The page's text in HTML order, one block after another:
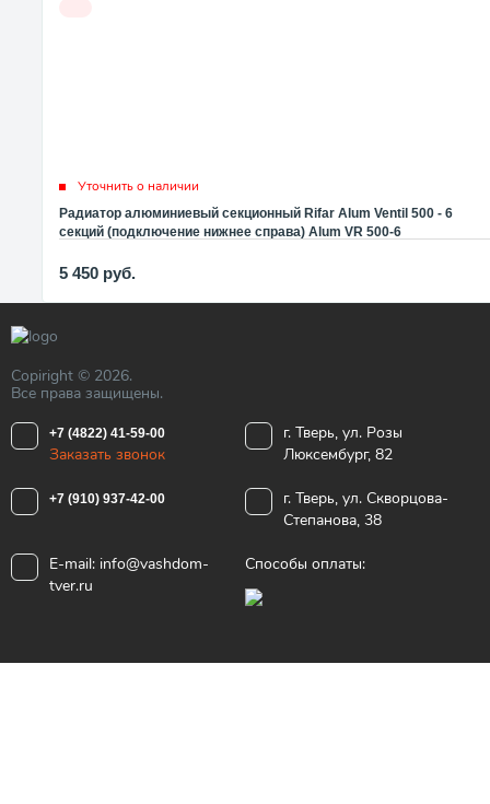
Уточнить о наличии
Радиатор алюминиевый секционный Rifar Alum Ventil 500 - 6
секций (подключение нижнее справа) Alum VR 500-6
5 450 руб.
Copiright © 2026.
Все права защищены.
+7 (4822) 41-59-00
Заказать звонок
г. Тверь, ул. Розы
Люксембург, 82
+7 (910) 937-42-00
г. Тверь, ул. Скворцова-
Степанова, 38
E-mail: info@vashdom-
tver.ru
Способы оплаты: